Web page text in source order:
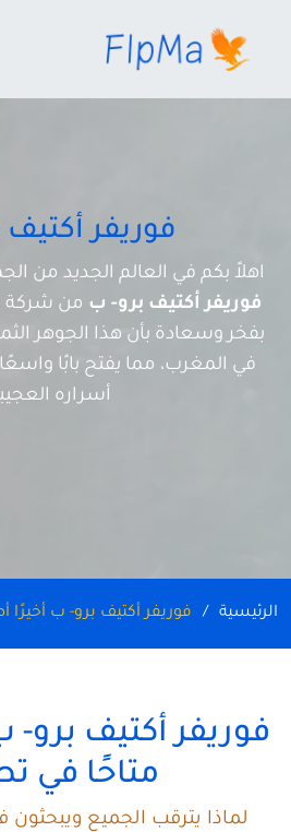
فوريفر
اهلاً بكم في العالم الجديد من
فوريفر أكتيف برو- ب من شركة
بفخر وسعادة بأن هذا الجوهر
في المغرب، مما يفتح بابًا
أسراره
الرئيسية فوريفر أكتيف برو- ب
فوريفر أكتيف برو-
متاحًا في
لماذا يترقب الجميع